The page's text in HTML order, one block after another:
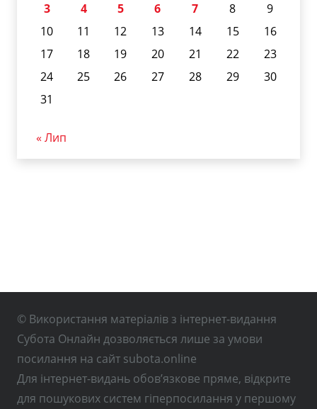
3
4 5 6 7 8
9
10
11 12 13 14 15
16
17
18 19 20 21 22
23
24
25 26 27 28 29
30
31
« Лип
© Використання матеріалів з інтернет-видання
Субота Онлайн дозволяється лише за умови
посилання на сайт subota.online
Для інтернет-видань обов’язкове пряме, відкрите
для пошукових систем гіперпосилання у першому